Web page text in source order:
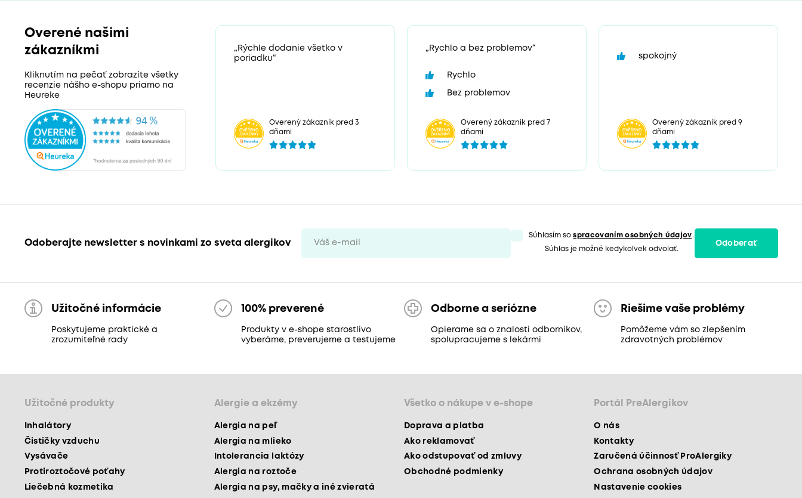
Overené našimi
zákazníkmi
Kliknutím na pečať zobrazíte všetky
recenzie nášho e-shopu priamo na
Heureke
„Rýchle dodanie všetko v
poriadku“
Overený zákazník pred 3
dňami
„Rychlo a bez problemov“
Rychlo
Bez problemov
Overený zákazník pred 7
dňami
spokojný
Overený zákazník pred 9
dňami
Odoberajte newsletter s novinkami zo sveta alergikov
Súhlasím sospracovaním osobných údajov.
Súhlas je možné kedykoľvek odvolať.
Odoberať
Užitočné informácie
Poskytujeme praktické a
zrozumiteľné rady
100% preverené
Produkty v e-shope starostlivo
vyberáme, preverujeme a testujeme
Odborne a seriózne
Opierame sa o znalosti odborníkov,
spolupracujeme s lekármi
Riešime vaše problémy
Pomôžeme vám so zlepšením
zdravotných problémov
Užitočné produkty
Inhalátory
Čističky vzduchu
Vysávače
Protiroztočové poťahy
Liečebná kozmetika
Alergie a ekzémy
Alergia na peľ
Alergia na mlieko
Intolerancia laktózy
Alergia na roztoče
Alergia na psy, mačky a iné zvieratá
Všetko o nákupe v e-shope
Doprava a platba
Ako reklamovať
Ako odstupovať od zmluvy
Obchodné podmienky
Portál PreAlergikov
O nás
Kontakty
Zaručená účinnosť ProAlergiky
Ochrana osobných údajov
Nastavenie cookies